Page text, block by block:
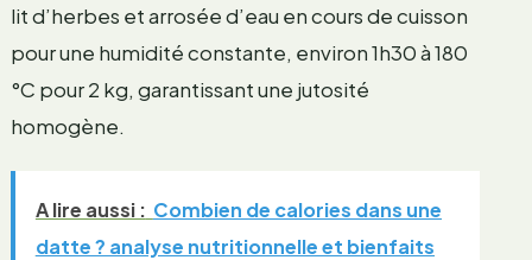
lit d’herbes et arrosée d’eau en cours de cuisson
pour une humidité constante, environ 1h30 à 180
°C pour 2 kg, garantissant une jutosité
homogène.
A lire aussi : Combien de calories dans une
datte ? analyse nutritionnelle et bienfaits